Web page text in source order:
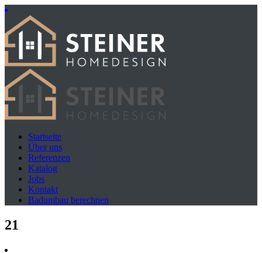
Startseite
Über uns
Referenzen
Katalog
Jobs
Kontakt
Badumbau berechnen
21